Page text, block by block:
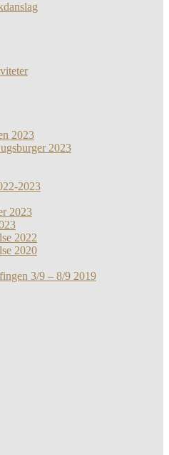
2023
2023
2023
2023
2022
2020
3/9 – 8/9 2019